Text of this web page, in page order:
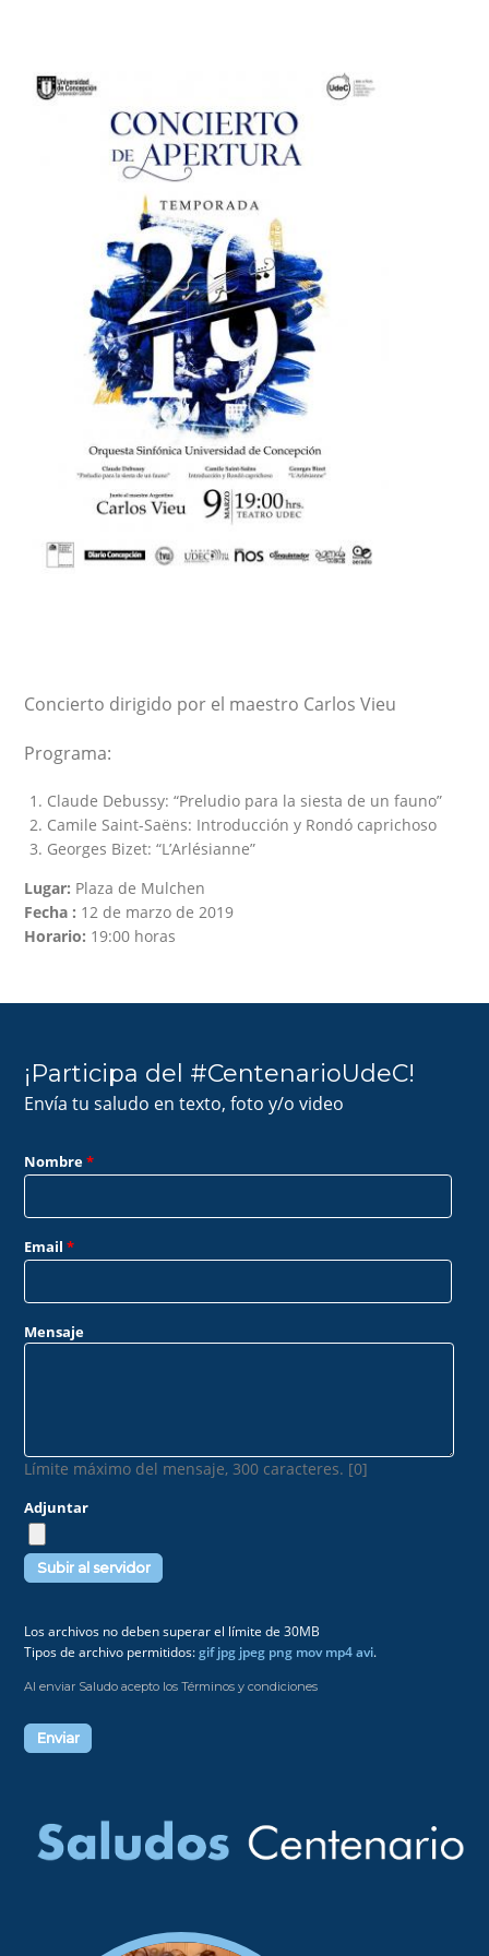
Concierto dirigido por el maestro Carlos Vieu
Programa:
Claude Debussy: “Preludio para la siesta de un fauno”
Camile Saint-Saëns: Introducción y Rondó caprichoso
Georges Bizet: “L’Arlésianne”
Lugar: Plaza de Mulchen
Fecha : 12 de marzo de 2019
Horario: 19:00 horas
¡Participa del #CentenarioUdeC!
Envía tu saludo en texto, foto y/o video
Nombre*
Email*
Mensaje
Límite máximo del mensaje, 300 caracteres. [0]
Adjuntar
Los archivos no deben superar el límite de 30MB
Tipos de archivo permitidos:gif jpg jpeg png mov mp4 avi.
Al enviar Saludo acepto los Términos y condiciones